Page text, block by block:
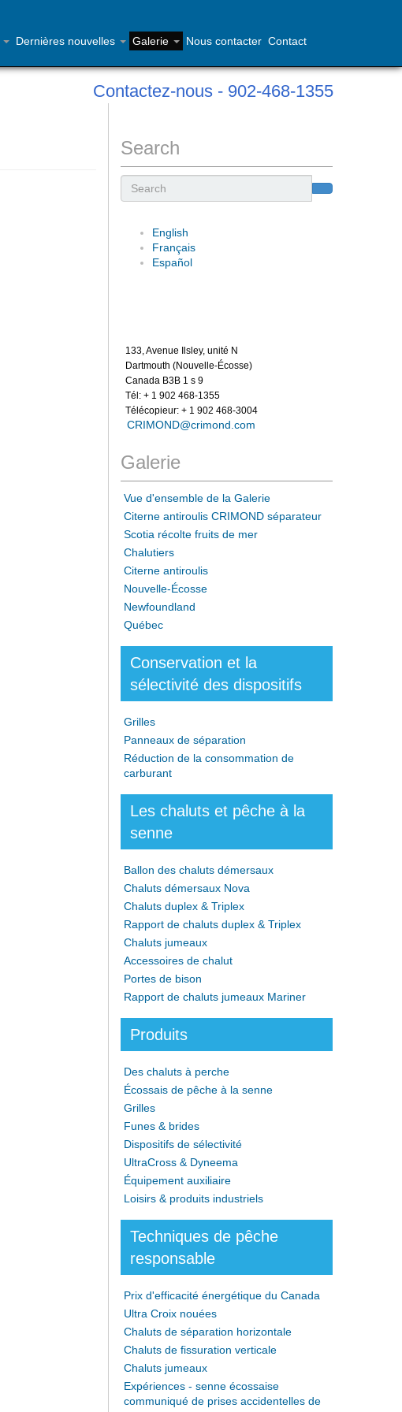
Dernières nouvelles Galerie Nous contacter Contact
Contactez-nous - 902-468-1355
Search
English
Français
Español
133, Avenue Ilsley, unité N
Dartmouth (Nouvelle-Écosse)
Canada B3B 1 s 9
Tél: + 1 902 468-1355
Télécopieur: + 1 902 468-3004
CRIMOND@crimond.com
Galerie
Vue d'ensemble de la Galerie
Citerne antiroulis CRIMOND séparateur
Scotia récolte fruits de mer
Chalutiers
Citerne antiroulis
Nouvelle-Écosse
Newfoundland
Québec
Conservation et la
sélectivité des dispositifs
Grilles
Panneaux de séparation
Réduction de la consommation de
carburant
Les chaluts et pêche à la
senne
Ballon des chaluts démersaux
Chaluts démersaux Nova
Chaluts duplex & Triplex
Rapport de chaluts duplex & Triplex
Chaluts jumeaux
Accessoires de chalut
Portes de bison
Rapport de chaluts jumeaux Mariner
Produits
Des chaluts à perche
Écossais de pêche à la senne
Grilles
Funes & brides
Dispositifs de sélectivité
UltraCross & Dyneema
Équipement auxiliaire
Loisirs & produits industriels
Techniques de pêche
responsable
Prix d'efficacité énergétique du Canada
Ultra Croix nouées
Chaluts de séparation horizontale
Chaluts de fissuration verticale
Chaluts jumeaux
Expériences - senne écossaise
communiqué de prises accidentelles de